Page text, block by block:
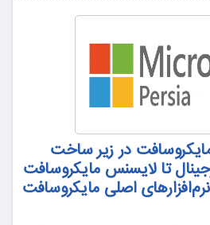
در زیر ساخت
تا لایسنس مایکروسافت
نرم‌افزارهای اصلی مایکروسافت